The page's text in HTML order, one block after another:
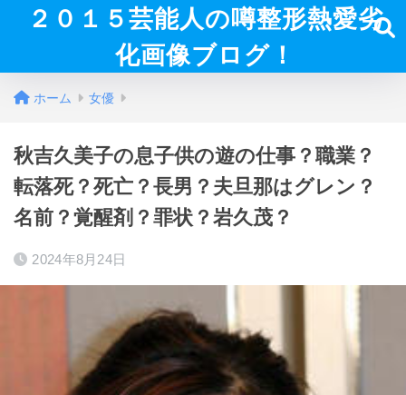
２０１５芸能人の噂整形熱愛劣
化画像ブログ！
ホーム 女優
秋吉久美子の息子供の遊の仕事？職業？
転落死？死亡？長男？夫旦那はグレン？
名前？覚醒剤？罪状？岩久茂？
2024年8月24日